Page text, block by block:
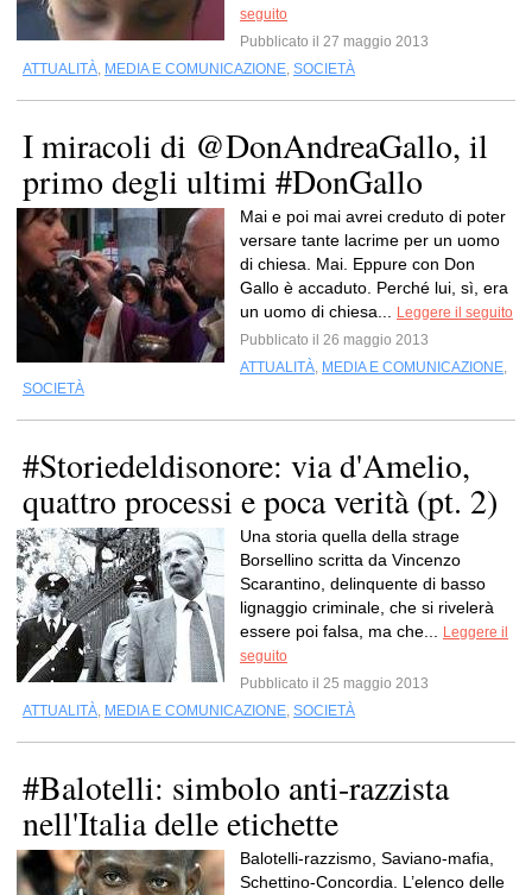
seguito
Pubblicato il 27 maggio 2013
ATTUALITÀ, MEDIA E COMUNICAZIONE, SOCIETÀ
I miracoli di @DonAndreaGallo, il
primo degli ultimi #DonGallo
Mai e poi mai avrei creduto di poter
versare tante lacrime per un uomo
di chiesa. Mai. Eppure con Don
Gallo è accaduto. Perché lui, sì, era
un uomo di chiesa...
Leggere il seguito
Pubblicato il 26 maggio 2013
ATTUALITÀ, MEDIA E COMUNICAZIONE,
SOCIETÀ
#Storiedeldisonore: via d'Amelio,
quattro processi e poca verità (pt. 2)
Una storia quella della strage
Borsellino scritta da Vincenzo
Scarantino, delinquente di basso
lignaggio criminale, che si rivelerà
essere poi falsa, ma che...
Leggere il
seguito
Pubblicato il 25 maggio 2013
ATTUALITÀ, MEDIA E COMUNICAZIONE, SOCIETÀ
#Balotelli: simbolo anti-razzista
nell'Italia delle etichette
Balotelli-razzismo, Saviano-mafia,
Schettino-Concordia. L’elenco delle